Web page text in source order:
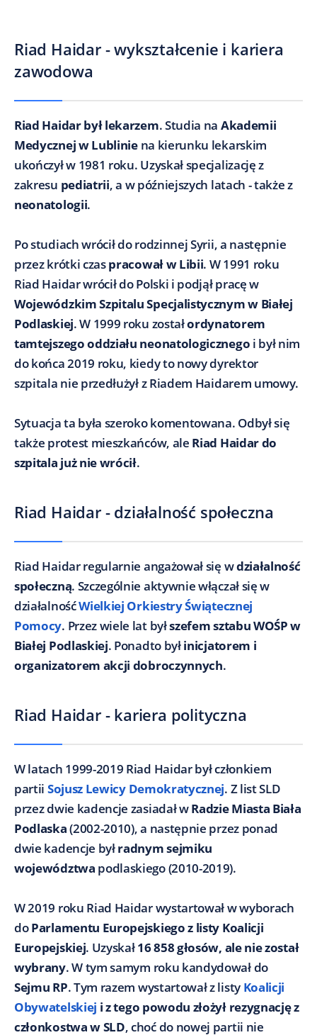
Riad Haidar - wykształcenie i kariera
zawodowa
Riad Haidar był lekarzem. Studia na Akademii
Medycznej w Lubliniena kierunku lekarskim
ukończył w 1981 roku. Uzyskał specjalizację z
zakresu pediatrii, a w późniejszych latach - także z
neonatologii.
Po studiach wrócił do rodzinnej Syrii, a następnie
przez krótki czaspracował w Libii. W 1991 roku
Riad Haidar wrócił do Polski i podjął pracę w
Wojewódzkim Szpitalu Specjalistycznym w Białej
Podlaskiej. W 1999 roku zostałordynatorem
tamtejszego oddziału neonatologicznego i był nim
do końca 2019 roku, kiedy to nowy dyrektor
szpitala nie przedłużył z Riadem Haidarem umowy.
Sytuacja ta była szeroko komentowana. Odbył się
także protest mieszkańców, ale Riad Haidar do
szpitala już nie wrócił.
Riad Haidar - działalność społeczna
Riad Haidar regularnie angażował się wdziałalność
społeczną. Szczególnie aktywnie włączał się w
działalnośćWielkiej Orkiestry Świątecznej
Pomocy. Przez wiele lat byłszefem sztabu WOŚP w
Białej Podlaskiej. Ponadto byłinicjatorem i
organizatorem akcji dobroczynnych.
Riad Haidar - kariera polityczna
W latach 1999-2019 Riad Haidar był członkiem
partii Sojusz Lewicy Demokratycznej. Z list SLD
przez dwie kadencje zasiadał wRadzie Miasta Biała
Podlaska(2002-2010), a następnie przez ponad
dwie kadencje byłradnym sejmiku
województwa podlaskiego (2010-2019).
W 2019 roku Riad Haidar wystartował w wyborach
doParlamentu Europejskiego z listy Koalicji
Europejskiej. Uzyskał16 858 głosów, ale nie został
wybrany. W tym samym roku kandydował do
Sejmu RP. Tym razem wystartował z listy Koalicji
Obywatelskiej i z tego powodu złożył rezygnację z
członkostwa w SLD, choć do nowej partii nie